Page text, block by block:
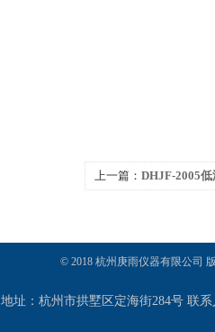
上一篇： DHJF-2005
© 2018 杭州庚雨仪器有限公司
地址：杭州市拱墅区定海街284号 联